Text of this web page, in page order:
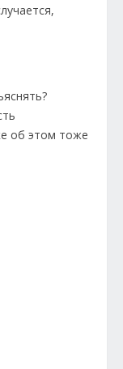
об этом тоже